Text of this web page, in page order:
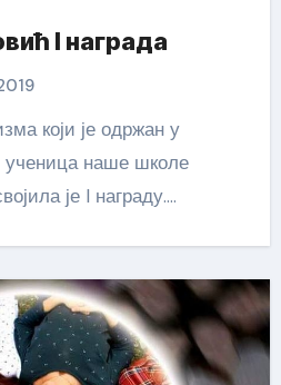
I награда
ученица наше школе
је I награду.…